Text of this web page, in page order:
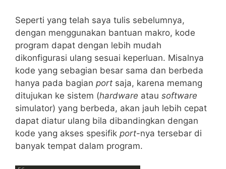
Seperti yang telah saya tulis sebelumnya,
dengan menggunakan bantuan makro, kode
program dapat dengan lebih mudah
dikonfigurasi ulang sesuai keperluan. Misalnya
kode yang sebagian besar sama dan berbeda
hanya pada bagian port saja, karena memang
ditujukan ke sistem (hardware atau software
simulator) yang berbeda, akan jauh lebih cepat
dapat diatur ulang bila dibandingkan dengan
kode yang akses spesifik port-nya tersebar di
banyak tempat dalam program.